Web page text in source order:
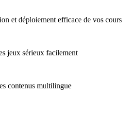
et déploiement efficace de vos cours
jeux sérieux facilement
contenus multilingue